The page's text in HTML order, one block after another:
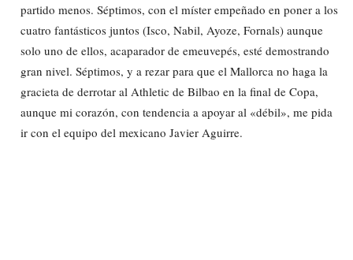
partido menos. Séptimos, con el míster empeñado en poner a los
cuatro fantásticos juntos (Isco, Nabil, Ayoze, Fornals) aunque
solo uno de ellos, acaparador de emeuvepés, esté demostrando
gran nivel. Séptimos, y a rezar para que el Mallorca no haga la
gracieta de derrotar al Athletic de Bilbao en la final de Copa,
aunque mi corazón, con tendencia a apoyar al «débil», me pida
ir con el equipo del mexicano Javier Aguirre.